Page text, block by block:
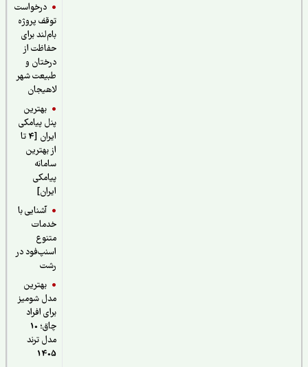
درخواست
توقف پروژه
بام‌لند برای
حفاظت از
درختان و
طبیعت شهر
لاهیجان
بهترین
پنل پیامکی
ایران [4 تا
از بهترین
سامانه
پیامکی
ایران]
آشنایی با
خدمات
متنوع
اسنپ‌فود در
رشت
بهترین
مدل شومیز
برای افراد
چاق؛ 10
مدل ترند
1405